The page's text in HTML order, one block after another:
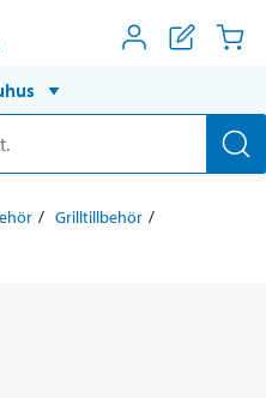
Grilltillbehör